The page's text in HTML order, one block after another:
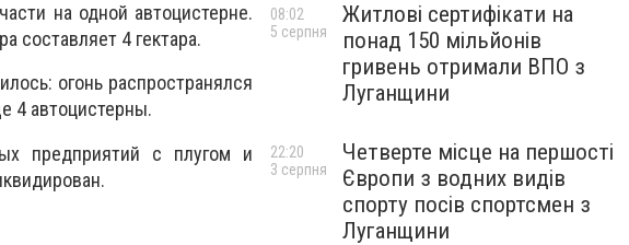
на одной автоцистерне.
составляет 4 гектара.
огонь распространялся
4 автоцистерны.
предприятий с плугом и
Житлові сертифікати на
понад 150 мільйонів
гривень отримали ВПО з
Луганщини
08:02
5 серпня
Четверте місце на першості
Європи з водних видів
спорту посів спортсмен з
Луганщини
22:20
3 серпня